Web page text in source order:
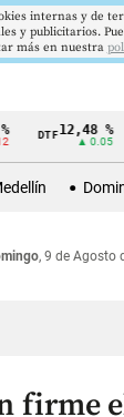
DTF 12,48 %
▲ 0.05
UVR
, 9 de Agosto
firme
internas y de
y publicitarios.
más en nuestra